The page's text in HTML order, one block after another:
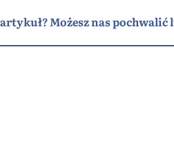
Możesz nas